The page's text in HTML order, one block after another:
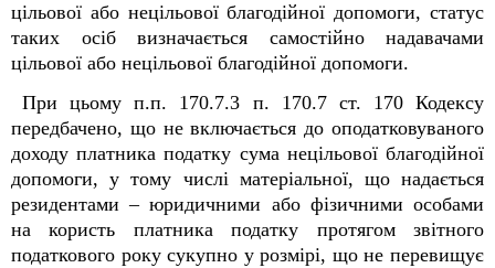
цільової або нецільової благодійної допомоги, статус
таких осіб визначається самостійно надавачами
цільової або нецільової благодійної допомоги.
При цьому п.п. 170.7.3 п. 170.7 ст. 170 Кодексу
передбачено, що не включається до оподатковуваного
доходу платника податку сума нецільової благодійної
допомоги, у тому числі матеріальної, що надається
резидентами – юридичними або фізичними особами
на користь платника податку протягом звітного
податкового року сукупно у розмірі, що не перевищує